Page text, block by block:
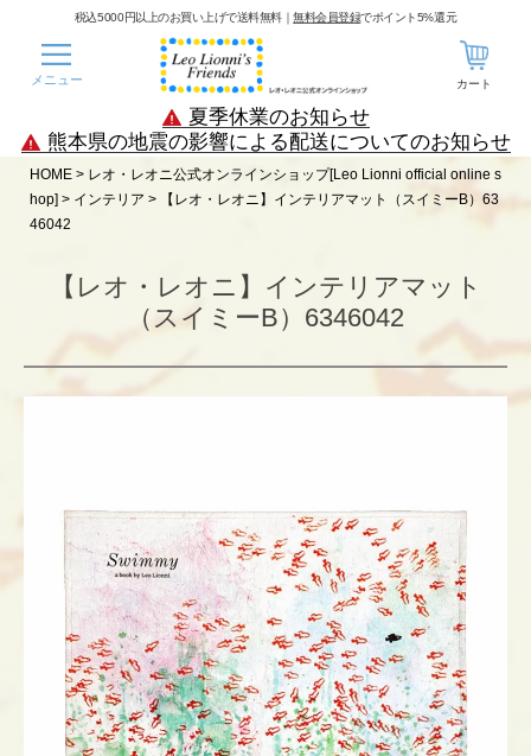
税込5000円以上のお買い上げで送料無料｜無料会員登録でポイント5%還元
メニュー カート
夏季休業のお知らせ
熊本県の地震の影響による配送についてのお知らせ
HOME
レオ・レオニ公式オンラインショップ[Leo Lionni official online s
hop]
インテリア
【レオ・レオニ】インテリアマット（スイミーB）63
46042
【レオ・レオニ】インテリアマット
（スイミーB）6346042